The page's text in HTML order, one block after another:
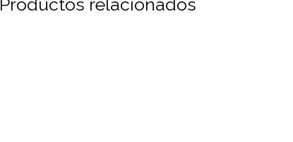
Productos relacionados